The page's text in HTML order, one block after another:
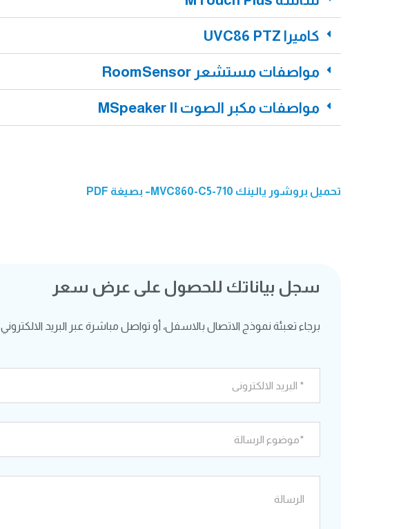
كاميرا UVC86 PTZ
مواصفات مستشعر RoomSensor
مواصفات مكبر الصوت MSpeaker II
تحميل بروشور يالينك MVC860-C5-710– بصيغة PDF
سجل بياناتك للحصول على عرض سعر
برجاء تعبئة نموذج الاتصال بالاسفل، أو تواصل مباشرة عبر البريد الالكتروني